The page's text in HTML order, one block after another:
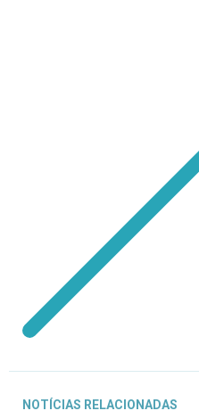
NOTÍCIAS RELACIONADAS